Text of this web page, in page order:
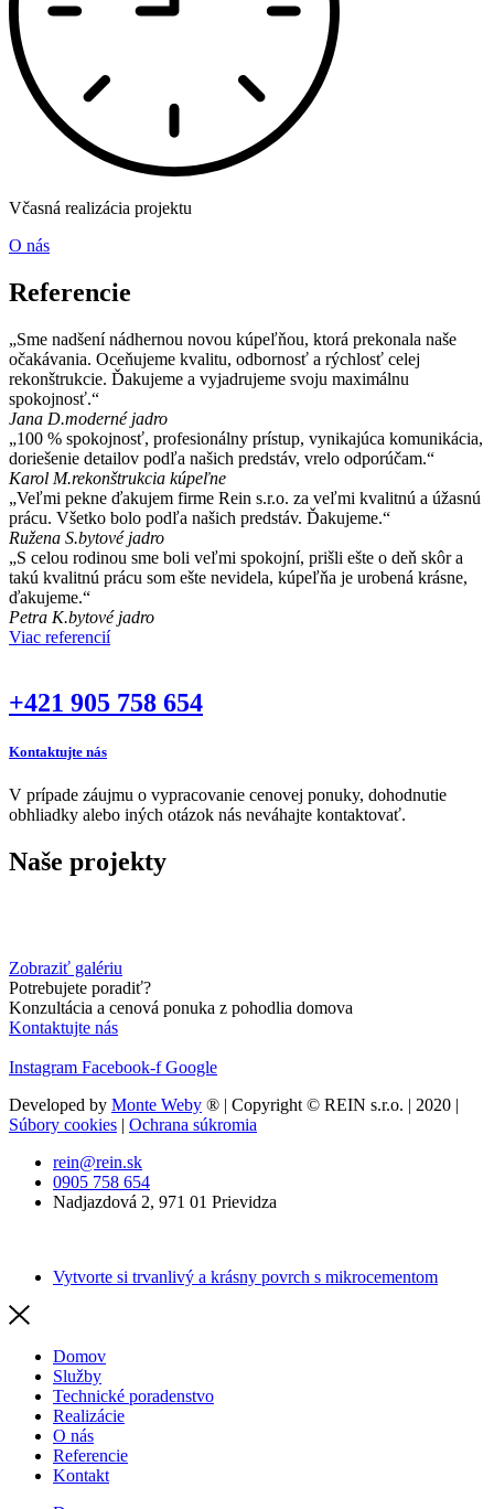
Včasná realizácia projektu
O nás
Referencie
„Sme nadšení nádhernou novou kúpeľňou, ktorá prekonala naše
očakávania. Oceňujeme kvalitu, odbornosť a rýchlosť celej
rekonštrukcie. Ďakujeme a vyjadrujeme svoju maximálnu
spokojnosť.“
Jana D.moderné jadro
„100 % spokojnosť, profesionálny prístup, vynikajúca komunikácia,
doriešenie detailov podľa našich predstáv, vrelo odporúčam.“
Karol M.rekonštrukcia kúpeľne
„Veľmi pekne ďakujem firme Rein s.r.o. za veľmi kvalitnú a úžasnú
prácu. Všetko bolo podľa našich predstáv. Ďakujeme.“
Ružena S.bytové jadro
„S celou rodinou sme boli veľmi spokojní, prišli ešte o deň skôr a
takú kvalitnú prácu som ešte nevidela, kúpeľňa je urobená krásne,
ďakujeme.“
Petra K.bytové jadro
Viac referencií
+421 905 758 654
Kontaktujte nás
V prípade záujmu o vypracovanie cenovej ponuky, dohodnutie
obhliadky alebo iných otázok nás neváhajte kontaktovať.
Naše projekty
Zobraziť galériu
Potrebujete poradiť?
Konzultácia a cenová ponuka z pohodlia domova
Kontaktujte nás
Instagram Facebook-f Google
Developed by Monte Weby ® | Copyright © REIN s.r.o. | 2020 |
Súbory cookies | Ochrana súkromia
rein@rein.sk
0905 758 654
Nadjazdová 2, 971 01 Prievidza
Vytvorte si trvanlivý a krásny povrch s mikrocementom
Domov
Služby
Technické poradenstvo
Realizácie
O nás
Referencie
Kontakt